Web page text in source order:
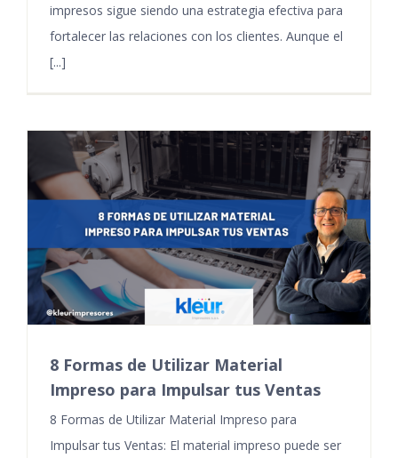
impresos sigue siendo una estrategia efectiva para
fortalecer las relaciones con los clientes. Aunque el
[...]
8 Formas de Utilizar Material
Impreso para Impulsar tus Ventas
8 Formas de Utilizar Material Impreso para
Impulsar tus Ventas: El material impreso puede ser